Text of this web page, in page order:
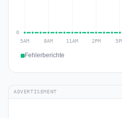
Fehlerberichte
ADVERTISEMENT